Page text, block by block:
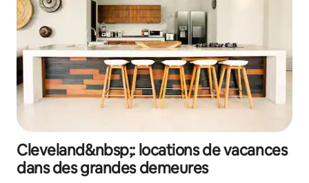
Cleveland&nbsp;: locations de vacances
dans des grandes demeures